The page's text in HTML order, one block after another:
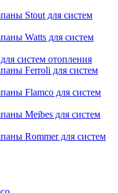
Stout для систем
Watts для систем
систем отопления
Ferroli для систем
Flamco для систем
Meibes для систем
Rommer для систем